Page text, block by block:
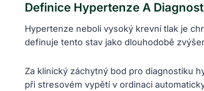
Definice Hypertenze A
Hypertenze neboli vysoký krevní tlak je
definuje tento stav jako dlouhodobě
Za klinický záchytný bod pro diagnostiku
při stresovém vypětí v ordinaci